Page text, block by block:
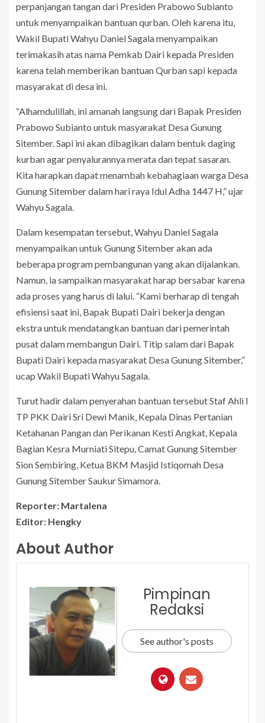
perpanjangan tangan dari Presiden Prabowo Subianto
untuk menyampaikan bantuan qurban. Oleh karena itu,
Wakil Bupati Wahyu Daniel Sagala menyampaikan
terimakasih atas nama Pemkab Dairi kepada Presiden
karena telah memberikan bantuan Qurban sapi kepada
masyarakat di desa ini.
“Alhamdulillah, ini amanah langsung dari Bapak Presiden
Prabowo Subianto untuk masyarakat Desa Gunung
Sitember. Sapi ini akan dibagikan dalam bentuk daging
kurban agar penyalurannya merata dan tepat sasaran.
Kita harapkan dapat menambah kebahagiaan warga Desa
Gunung Sitember dalam hari raya Idul Adha 1447 H,” ujar
Wahyu Sagala.
Dalam kesempatan tersebut, Wahyu Daniel Sagala
menyampaikan untuk Gunung Sitember akan ada
beberapa program pembangunan yang akan dijalankan.
Namun, ia sampaikan masyarakat harap bersabar karena
ada proses yang harus di lalui. “Kami berharap di tengah
efisiensi saat ini, Bapak Bupati Dairi bekerja dengan
ekstra untuk mendatangkan bantuan dari pemerintah
pusat dalam membangun Dairi. Titip salam dari Bapak
Bupati Dairi kepada masyarakat Desa Gunung Sitember,”
ucap Wakil Bupati Wahyu Sagala.
Turut hadir dalam penyerahan bantuan tersebut Staf Ahli I
TP PKK Dairi Sri Dewi Manik, Kepala Dinas Pertanian
Ketahanan Pangan dan Perikanan Kesti Angkat, Kepala
Bagian Kesra Murniati Sitepu, Camat Gunung Sitember
Sion Sembiring, Ketua BKM Masjid Istiqomah Desa
Gunung Sitember Saukur Simamora.
Reporter: Martalena
Editor: Hengky
About Author
Pimpinan
Redaksi
See author's posts